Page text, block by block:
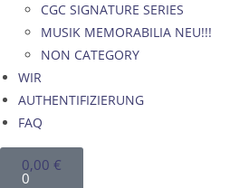
CGC SIGNATURE SERIES
MUSIK MEMORABILIA NEU!!!
NON CATEGORY
WIR
AUTHENTIFIZIERUNG
FAQ
0,00 €
0